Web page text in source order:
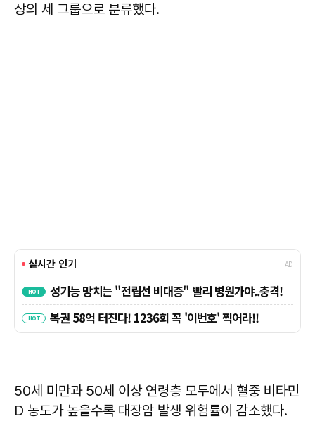
상의 세 그룹으로 분류했다.
50세 미만과 50세 이상 연령층 모두에서 혈중 비타민
D 농도가 높을수록 대장암 발생 위험률이 감소했다.